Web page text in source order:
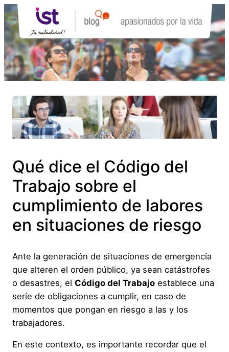
Saltar
al
contenido
Qué dice el Código del
Trabajo sobre el
cumplimiento de labores
en situaciones de riesgo
Ante la generación de situaciones de emergencia
que alteren el orden público, ya sean catástrofes
o desastres, el Código del Trabajo establece una
serie de obligaciones a cumplir, en caso de
momentos que pongan en riesgo a las y los
trabajadores.
En este contexto, es importante recordar que el